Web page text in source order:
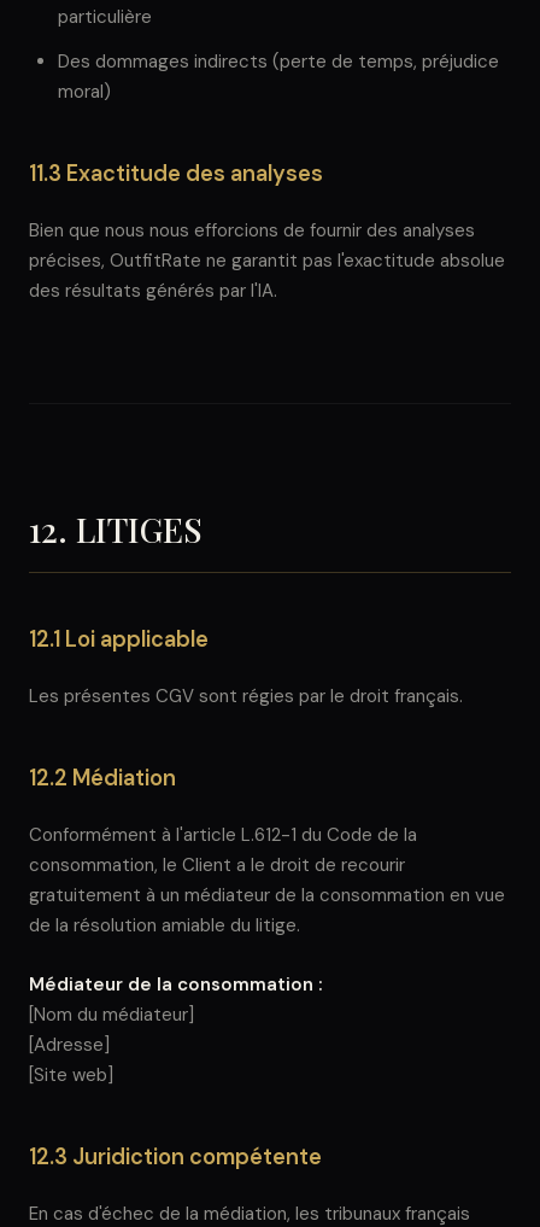
particulière
Des dommages indirects (perte de temps, préjudice
moral)
11.3 Exactitude des analyses
Bien que nous nous efforcions de fournir des analyses
précises, OutfitRate ne garantit pas l'exactitude absolue
des résultats générés par l'IA.
12. LITIGES
12.1 Loi applicable
Les présentes CGV sont régies par le droit français.
12.2 Médiation
Conformément à l'article L.612-1 du Code de la
consommation, le Client a le droit de recourir
gratuitement à un médiateur de la consommation en vue
de la résolution amiable du litige.
Médiateur de la consommation :
[Nom du médiateur]
[Adresse]
[Site web]
12.3 Juridiction compétente
En cas d'échec de la médiation, les tribunaux français